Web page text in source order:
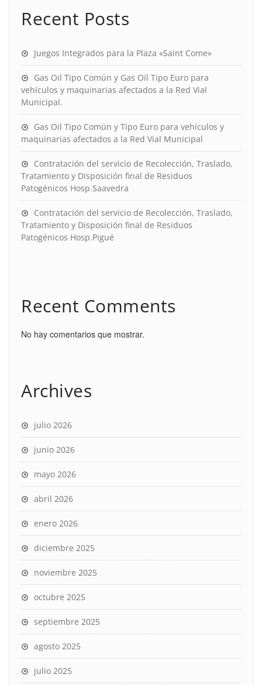
Recent Posts
Juegos Integrados para la Plaza «Saint Come»
Gas Oil Tipo Común y Gas Oil Tipo Euro para
vehículos y maquinarias afectados a la Red Vial
Municipal.
Gas Oil Tipo Común y Tipo Euro para vehículos y
maquinarias afectados a la Red Vial Municipal
Contratación del servicio de Recolección, Traslado,
Tratamiento y Disposición final de Residuos
Patogénicos Hosp.Saavedra
Contratación del servicio de Recolección, Traslado,
Tratamiento y Disposición final de Residuos
Patogénicos Hosp.Pigué
Recent Comments
No hay comentarios que mostrar.
Archives
julio 2026
junio 2026
mayo 2026
abril 2026
enero 2026
diciembre 2025
noviembre 2025
octubre 2025
septiembre 2025
agosto 2025
julio 2025